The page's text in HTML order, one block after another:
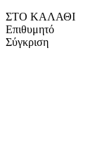
ΣΤΟ ΚΑΛΑΘΙ
Επιθυμητό
Σύγκριση